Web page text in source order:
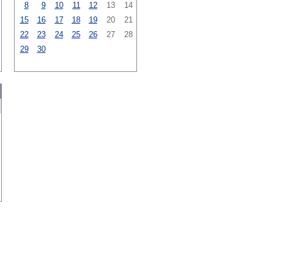
8
9 10 11 12 13
14
15
16 17 18 19 20
21
22
23 24 25 26 27
28
29
30